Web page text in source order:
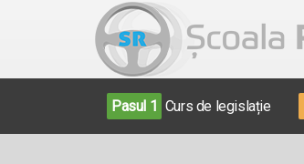
Pasul 1 Curs de legislație